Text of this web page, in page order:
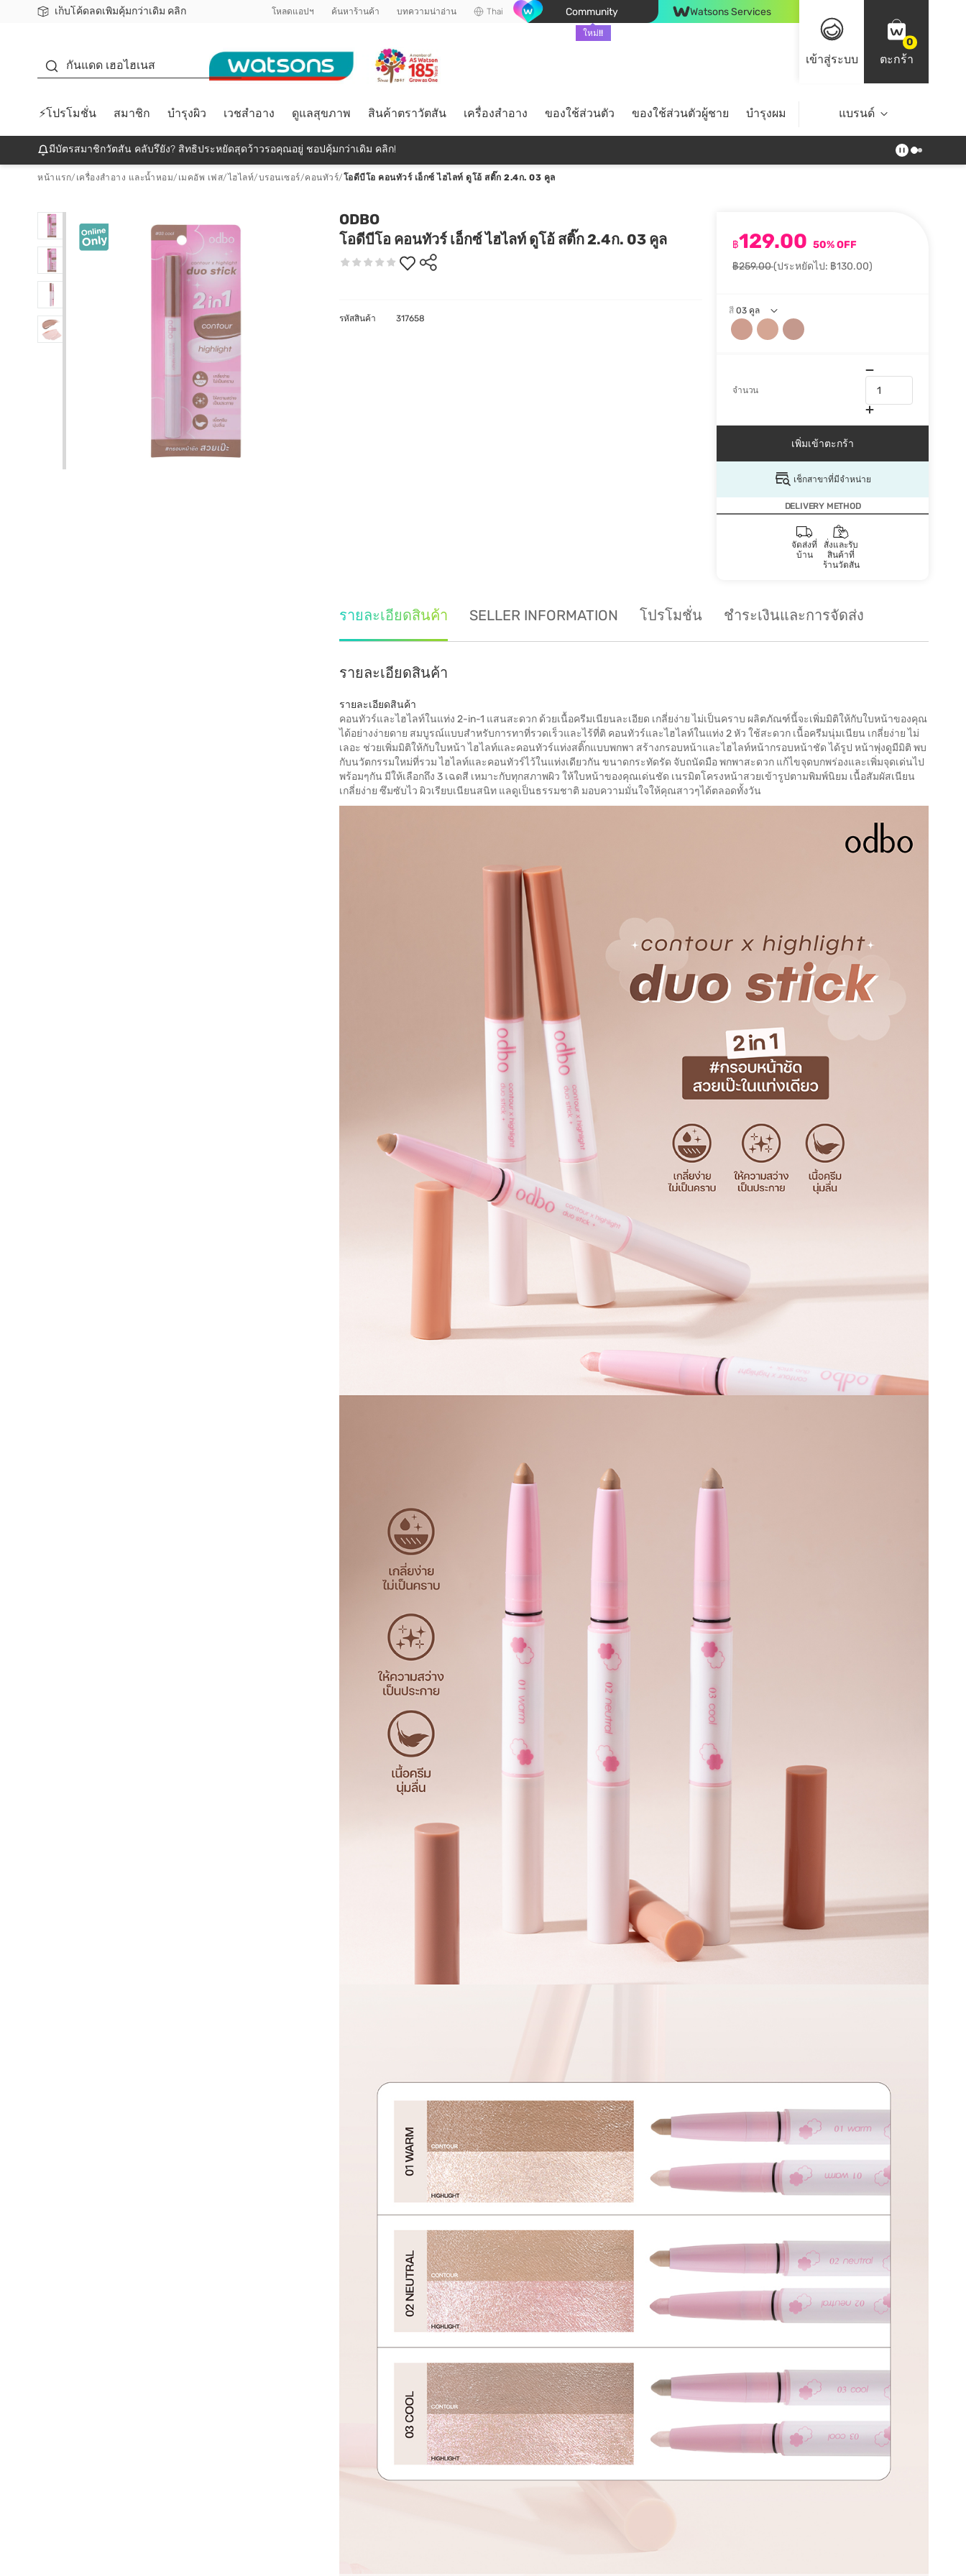
เก็บโค้ดลดเพิ่มคุ้มกว่าเดิม คลิก
ชอปออนไลน์ครั้งแรก ลดเพิ่มจุก ๆ 10%! 🎉
📦ส่งฟรี! เมื่อชอป 499฿
สมาชิกวัตสัน คลับดียังไง? โหลดแอปฯ ค้นหาร้านค้า บทความน่าอ่าน Thai Community
ใหม่!!
Watsons Services
เข้าสู่ระบบ
0
ตะกร้า
กันแดด เฮอไฮเนส
⚡โปรโมชั่น สมาชิก บำรุงผิว เวชสำอาง ดูแลสุขภาพ สินค้าตราวัตสัน เครื่องสำอาง ของใช้ส่วนตัว ของใช้ส่วนตัวผู้ชาย บำรุงผม ไลฟ์สไตล์ Top Brands
แบรนด์
มีบัตรสมาชิกวัตสัน คลับรึยัง? สิทธิประหยัดสุดว้าวรอคุณอยู่ ชอปคุ้มกว่าเดิม คลิก!
หน้าแรก/ เครื่องสำอาง และน้ำหอม/ เมคอัพ เฟส/ไฮไลท์/บรอนเซอร์/คอนทัวร์/โอดีบีโอ คอนทัวร์ เอ็กซ์ ไฮไลท์ ดูโอ้ สติ๊ก 2.4ก. 03 คูล
ODBO
โอดีบีโอ คอนทัวร์ เอ็กซ์ ไฮไลท์ ดูโอ้ สติ๊ก 2.4ก. 03 คูล
฿129.00 50% OFF
฿259.00(ประหยัดไป: ฿130.00)
สี 03 คูล
จำนวน
เพิ่มเข้าตะกร้า
เช็กสาขาที่มีจำหน่าย
DELIVERY METHOD
จัดส่งที่
บ้าน
สั่งและรับ
สินค้าที่
ร้านวัตสัน
รหัสสินค้า 317658
รายละเอียดสินค้า SELLER INFORMATION โปรโมชั่น ชำระเงินและการจัดส่ง
รายละเอียดสินค้า
รายละเอียดสินค้า
คอนทัวร์และไฮไลท์ในแท่ง 2-in-1 แสนสะดวก ด้วยเนื้อครีมเนียนละเอียด เกลี่ยง่าย ไม่เป็นคราบ ผลิตภัณฑ์นี้จะเพิ่มมิติให้กับใบหน้าของคุณ
ได้อย่างง่ายดาย สมบูรณ์แบบสำหรับการทาที่รวดเร็วและไร้ที่ติ คอนทัวร์และไฮไลท์ในแท่ง 2 หัว ใช้สะดวก เนื้อครีมนุ่มเนียน เกลี่ยง่าย ไม่
เลอะ ช่วยเพิ่มมิติให้กับใบหน้า ไฮไลท์และคอนทัวร์แท่งสติ๊กแบบพกพา สร้างกรอบหน้าและไฮไลท์หน้ากรอบหน้าชัด ได้รูป หน้าพุ่งดูมีมิติ พบ
กับนวัตกรรมใหม่ที่รวม ไฮไลท์และคอนทัวร์ไว้ในแท่งเดียวกัน ขนาดกระทัดรัด จับถนัดมือ พกพาสะดวก แก้ไขจุดบกพร่องและเพิ่มจุดเด่นไป
พร้อมๆกัน มีให้เลือกถึง 3 เฉดสี เหมาะกับทุกสภาพผิว ให้ใบหน้าของคุณเด่นชัด เนรมิตโครงหน้าสวยเข้ารูปตามพิมพ์นิยม เนื้อสัมผัสเนียน
เกลี่ยง่าย ซึมซับไว ผิวเรียบเนียนสนิท แลดูเป็นธรรมชาติ มอบความมั่นใจให้คุณสาวๆได้ตลอดทั้งวัน